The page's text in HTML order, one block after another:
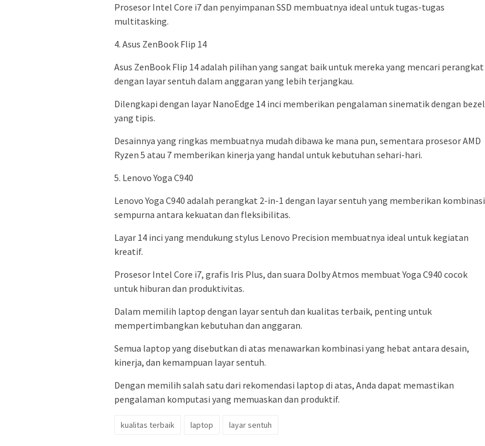
Prosesor Intel Core i7 dan penyimpanan SSD membuatnya ideal untuk tugas-tugas
multitasking.
4. Asus ZenBook Flip 14
Asus ZenBook Flip 14 adalah pilihan yang sangat baik untuk mereka yang mencari perangkat
dengan layar sentuh dalam anggaran yang lebih terjangkau.
Dilengkapi dengan layar NanoEdge 14 inci memberikan pengalaman sinematik dengan bezel
yang tipis.
Desainnya yang ringkas membuatnya mudah dibawa ke mana pun, sementara prosesor AMD
Ryzen 5 atau 7 memberikan kinerja yang handal untuk kebutuhan sehari-hari.
5. Lenovo Yoga C940
Lenovo Yoga C940 adalah perangkat 2-in-1 dengan layar sentuh yang memberikan kombinasi
sempurna antara kekuatan dan fleksibilitas.
Layar 14 inci yang mendukung stylus Lenovo Precision membuatnya ideal untuk kegiatan
kreatif.
Prosesor Intel Core i7, grafis Iris Plus, dan suara Dolby Atmos membuat Yoga C940 cocok
untuk hiburan dan produktivitas.
Dalam memilih laptop dengan layar sentuh dan kualitas terbaik, penting untuk
mempertimbangkan kebutuhan dan anggaran.
Semua laptop yang disebutkan di atas menawarkan kombinasi yang hebat antara desain,
kinerja, dan kemampuan layar sentuh.
Dengan memilih salah satu dari rekomendasi laptop di atas, Anda dapat memastikan
pengalaman komputasi yang memuaskan dan produktif.
kualitas terbaik laptop layar sentuh